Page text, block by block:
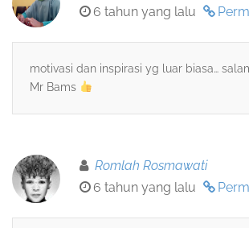
6 tahun yang lalu
motivasi dan inspirasi yg luar biasa…
Mr Bams
Romlah Rosmawati
6 tahun yang lalu